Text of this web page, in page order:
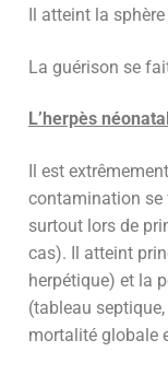
Il atteint la
La guérison se
L’herpès néonatal
Il est
contamination se
surtout lors de
cas). Il atteint
herpétique) et la
(tableau
mortalité globale